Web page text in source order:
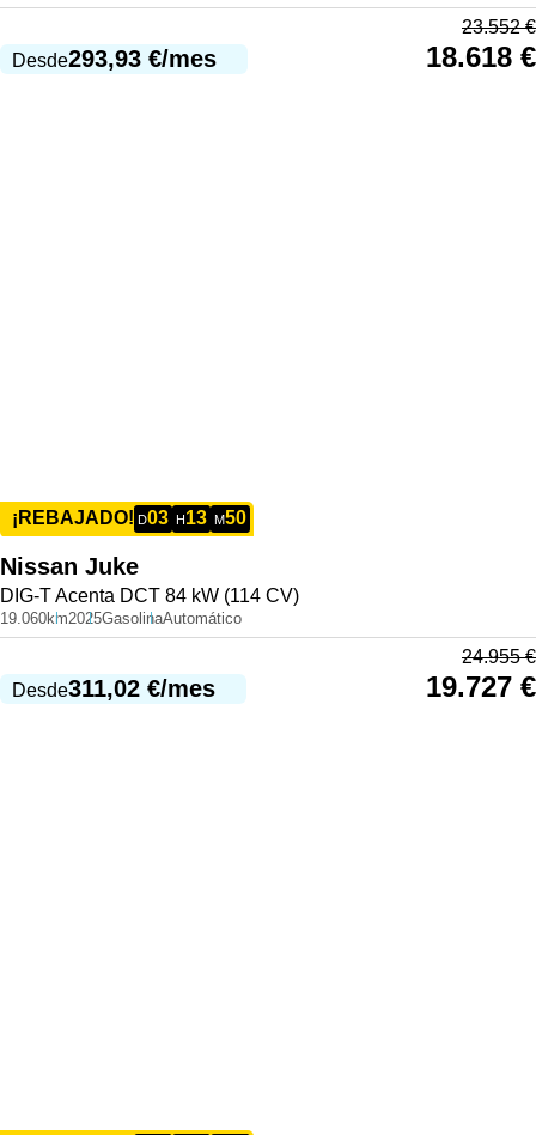
Desde293,93 €/mes
23.552€
18.618 €
¡REBAJADO! D03 H13 M50
Nissan Juke
DIG-T Acenta DCT 84 kW (114 CV)
19.060km2025GasolinaAutomático
Desde311,02 €/mes
24.955€
19.727 €